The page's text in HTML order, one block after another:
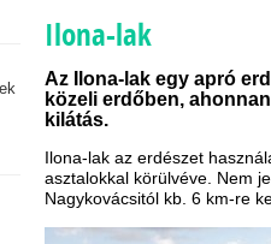
Ilona-lak
Az Ilona-lak egy apró
közeli erdőben,
kilátás.
Ilona-lak az erdészet
asztalokkal körülvéve. Nem
Nagykovácsitól kb. 6 km-re